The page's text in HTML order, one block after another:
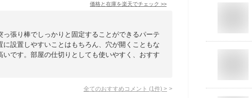
価格と在庫を楽天でチェック >>
張り棒でしっかりと固定することができるパーテ
設置しやすいことはもちろん、穴が開くこともな
です。部屋の仕切りとしても使いやすく、おすす
全てのおすすめコメント (1 件) >